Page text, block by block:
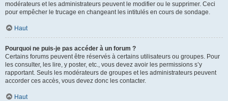
modérateurs et les administrateurs peuvent le modifier ou le supprimer. Ceci
pour empêcher le trucage en changeant les intitulés en cours de sondage.
Haut
Pourquoi ne puis-je pas accéder à un forum ?
Certains forums peuvent être réservés à certains utilisateurs ou groupes. Pour
les consulter, les lire, y poster, etc., vous devez avoir les permissions s’y
rapportant. Seuls les modérateurs de groupes et les administrateurs peuvent
accorder ces accès, vous devez donc les contacter.
Haut